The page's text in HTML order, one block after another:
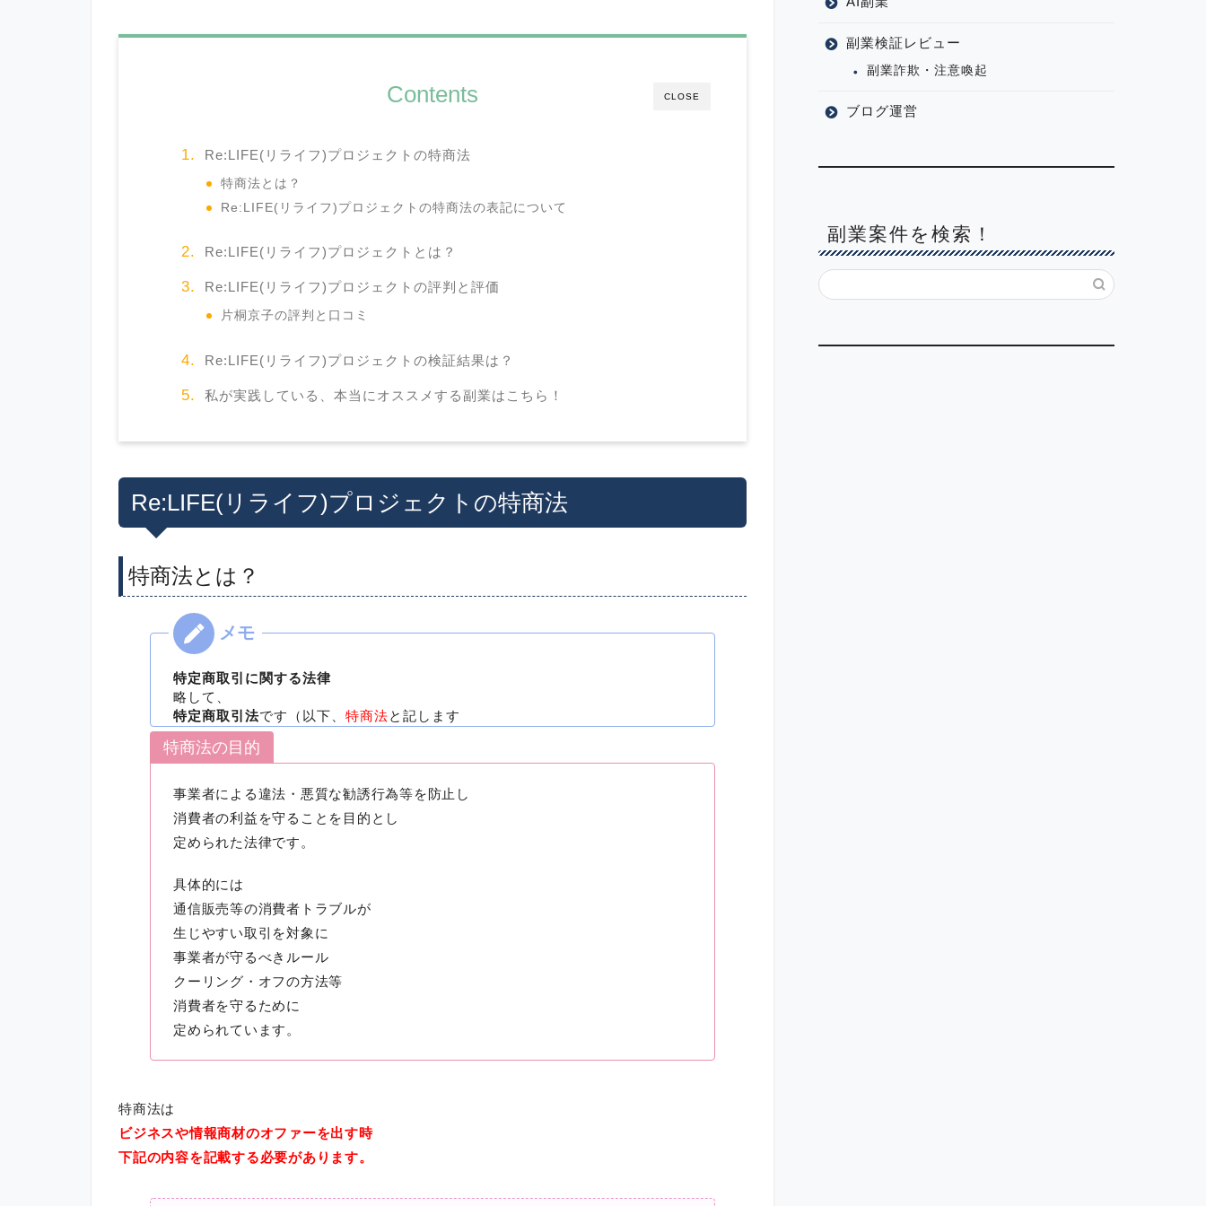
CLOSE
Contents
Re:LIFE(リライフ)プロジェクトの特商法
特商法とは？
Re:LIFE(リライフ)プロジェクトの特商法の表記について
Re:LIFE(リライフ)プロジェクトとは？
Re:LIFE(リライフ)プロジェクトの評判と評価
片桐京子の評判と口コミ
Re:LIFE(リライフ)プロジェクトの検証結果は？
私が実践している、本当にオススメする副業はこちら！
Re:LIFE(リライフ)プロジェクトの特商法
特商法とは？
特定商取引に関する法律
略して、
特定商取引法です（以下、 特商法と記します
特商法の目的
事業者による違法・悪質な勧誘行為等を防止し
消費者の利益を守ることを目的とし
定められた法律です。
具体的には
通信販売等の消費者トラブルが
生じやすい取引を対象に
事業者が守るべきルール
クーリング・オフの方法等
消費者を守るために
定められています。
特商法は
ビジネスや情報商材のオファーを出す時
下記の内容を記載する必要があります。
副業検証レビュー
副業詐欺・注意喚起
ブログ運営
副業案件を検索！